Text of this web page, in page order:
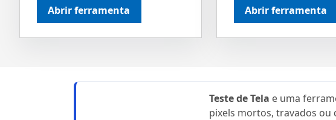
Abrir ferramenta Abrir ferramenta
Teste de Tela e uma
pixels mortos, travados ou